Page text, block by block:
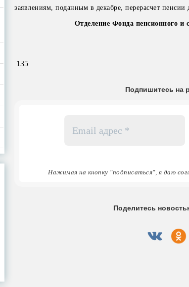
заявлениям, поданным в декабре, перерасчет пенсии
Отделение Фонда пенсионного и
135
Подпишитесь на
адрес
Нажимая на кнопку "подписаться", я даю
Поделитесь